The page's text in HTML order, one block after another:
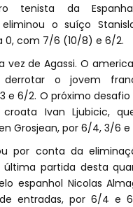
tenista da
o suíço
0, com 7/6 (10/8) e 6/2.
vez de Agassi. O
o jovem
e 6/2. O próximo
Ivan Ljubicic,
Grosjean, por 6/4, 3/6 e
por conta da
última partida desta
espanhol Nicolas
de entradas, por 6/4 e